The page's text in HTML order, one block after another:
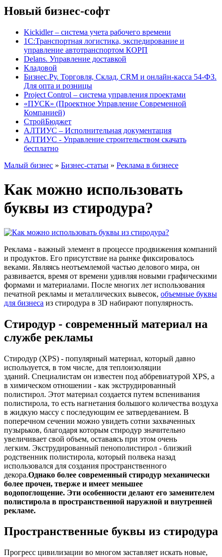
Новый бизнес-софт
Kickidler – система учета рабочего времени
1С:Транспортная логистика, экспедирование и
управление автотранспортом КОРП
Delans. Управление доставкой
Кладовой
Бизнес.Ру. Торговля, Склад, CRM и онлайн-касса 54-ФЗ.
Для опта и розницы
Project Сontrol – система управления проектами
«ПУСК» (Проектное Управление Современной
Компанией)
СтройБюджет
АЛТИУС – Исполнительная документация
АЛТИУС - Управление строительством скачать
бесплатно
Малый бизнес » Бизнес-статьи » Реклама в бизнесе
Как можно использовать
буквы из стиродура?
Реклама - важный элемент в процессе продвижения компаний
и продуктов. Его присутствие на рынке фиксировалось
веками. Являясь неотъемлемой частью делового мира, он
развивается, время от времени удивляя новыми графическими
формами и материалами. После многих лет использования
печатной рекламы и металлических вывесок, объемные буквы
для бизнеса из стиродура в 3D набирают популярность.
Стиродур - современный материал на
службе рекламы
Стиродур (XPS) - популярный материал, который давно
используется, в том числе, для теплоизоляции
зданий. Специалистам он известен под аббревиатурой XPS, а
в химическом отношении - как экструдированный
полистирол. Этот материал создается путем вспенивания
полистирола, то есть нагнетания большого количества воздуха
в жидкую массу с последующим ее затвердеванием. В
поперечном сечении можно увидеть сотни захваченных
пузырьков, благодаря которым стиродур значительно
увеличивает свой объем, оставаясь при этом очень
легким. Экструдированный пенополистирол - близкий
родственник полистирола, который полвека назад
использовался для создания пространственного
декора.Однако более современный стиродур механически
более прочен, тверже и имеет меньшее
водопоглощение. Эти особенности делают его заменителем
полистирола в пространственной наружной и внутренней
рекламе.
Пространственные буквы из стиродура
Прогресс цивилизации во многом заставляет искать новые,